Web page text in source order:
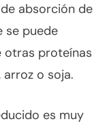
absorción de
se puede
otras proteínas
o soja.
es muy